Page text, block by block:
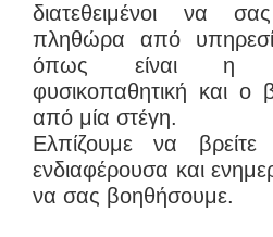
διατεθειμένοι να
πληθώρα από
όπως είναι η
φυσικοπαθητική και ο
από μία στέγη.
Ελπίζουμε να
ενδιαφέρουσα και
να σας βοηθήσουμε.